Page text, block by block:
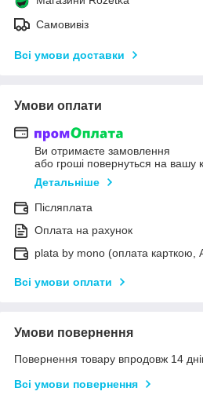
Самовивіз
Всі умови доставки
Умови оплати
Ви отримаєте замовлення
або гроші повернуться на вашу
Детальніше
Післяплата
Оплата на рахунок
plata by mono (оплата карткою,
Всі умови оплати
Умови повернення
Повернення товару впродовж 14
Всі умови повернення